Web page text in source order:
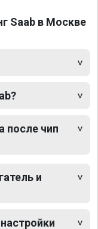
Saab в Москве
после чип
и